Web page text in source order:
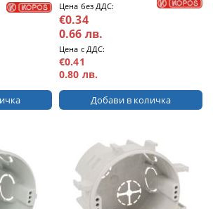
Цена без ДДС:
€0.34
0.66 лв.
Цена с ДДС:
€0.41
0.80 лв.